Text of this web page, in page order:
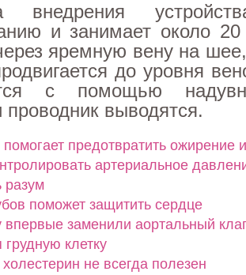
внедрения
и занимает около 20
яремную вену на
до уровня
с помощью
выводятся.
предотвратить ожирение
артериальное
разум
поможет защитить сердце
впервые заменили аортальный
грудную клетку
не всегда полезен